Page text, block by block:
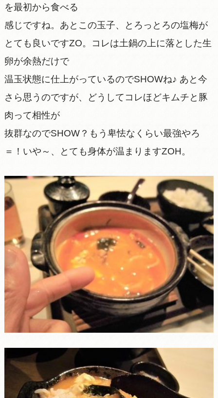
を最初から食べる
感じですね。あとこの玉子、とろっとろの塩梅が
とても良いですZO。コレは土鍋の上に落とした生
卵が余熱だけで
温玉状態に仕上がっているのでSHOWね♪ あと今
さら思うのですが、どうしてコレほどキムチと豚
肉って相性が
抜群なのでSHOW？もう卑怯なくらい最強やろ
＝！いや～、とても身体が温まりますZOH。